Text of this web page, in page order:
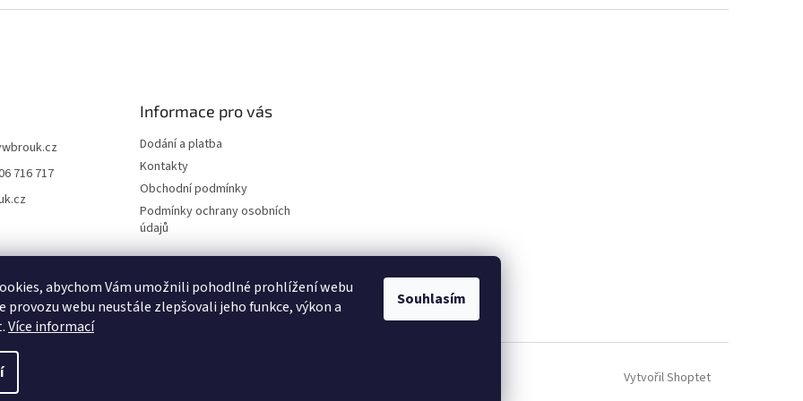
abychom Vám umožnili pohodlné prohlížení webu
provozu webu neustále zlepšovali jeho funkce, výkon a
Více informací
Souhlasím
716 717
Informace pro vás
Dodání a platba
Kontakty
Obchodní podmínky
Podmínky ochrany osobních
údajů
Vytvořil Shoptet